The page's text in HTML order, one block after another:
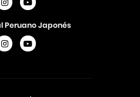
Peruano Japonés